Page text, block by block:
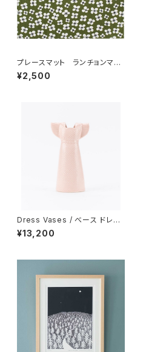
プレースマット ランチョンマッ
ト 「ベラミ」 / アルメダール
ス/ALMEDAHLS
¥2,500
Dress Vases / べース ドレス
（ピンク）/ Lisa Larson リ
サ・ラーソン
¥13,200